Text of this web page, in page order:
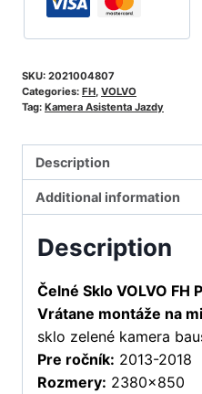
SKU: 2021004807
Categories: FH VOLVO
Tag: Kamera Asistenta Jazdy
Description
Additional information
Description
Čelné Sklo VOLVO FH
Vrátane montáže na
sklo zelené kamera
Pre ročník: 2013-2018
Rozmery: 2380×850